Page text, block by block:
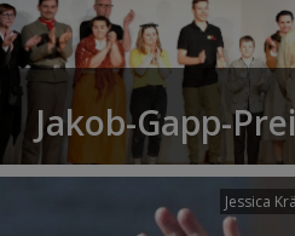
Jakob-Gapp-
Jessica